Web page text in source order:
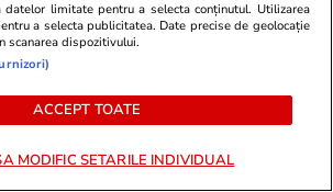
premier:
să îl
limitate pentru a selecta conținutul. Utilizarea
a selecta publicitatea. Date precise de geolocație
scanarea dispozitivului.
ACCEPT TOATE
MODIFIC SETARILE INDIVIDUAL